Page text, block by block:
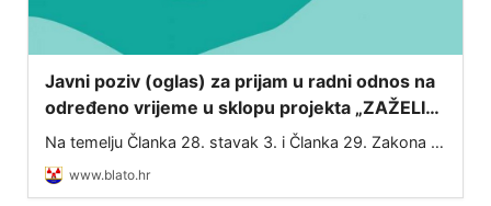
Javni poziv (oglas) za prijam u radni odnos na
određeno vrijeme u sklopu projekta „ZAŽELI–
nisi sam“
Na temelju Članka 28. stavak 3. i Članka 29. Zakona o
službenicima i namještenicima u lokalnoj i područnoj
(regionalnoj) samoupravi (NN 86/08, 61/11, 04/18,
www.blato.hr